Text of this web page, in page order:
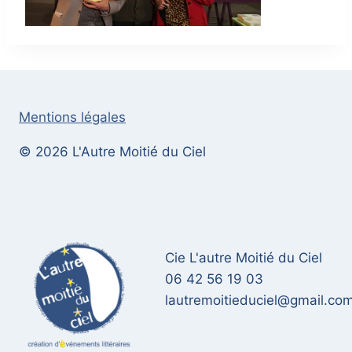
Mentions légales
© 2026 L'Autre Moitié du Ciel
Cie L'autre Moitié du Ciel
06 42 56 19 03